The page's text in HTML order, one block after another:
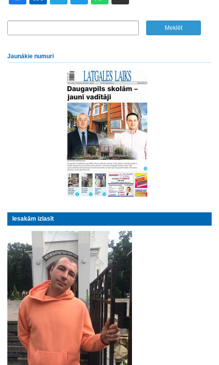
Jaunākie numuri
Iesakām izlasīt